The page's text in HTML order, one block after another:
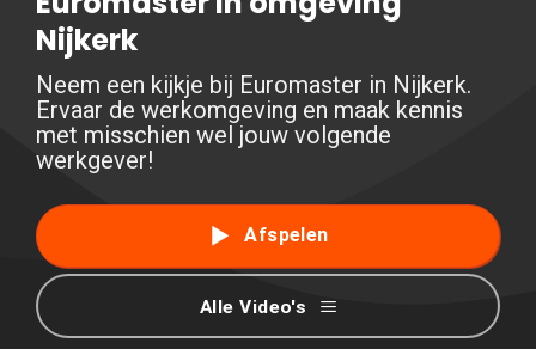
Nijkerk
Neem een kijkje bij Euromaster in Nijkerk.
Ervaar de werkomgeving en maak kennis
met misschien wel jouw volgende
werkgever!
Afspelen
Alle Video's